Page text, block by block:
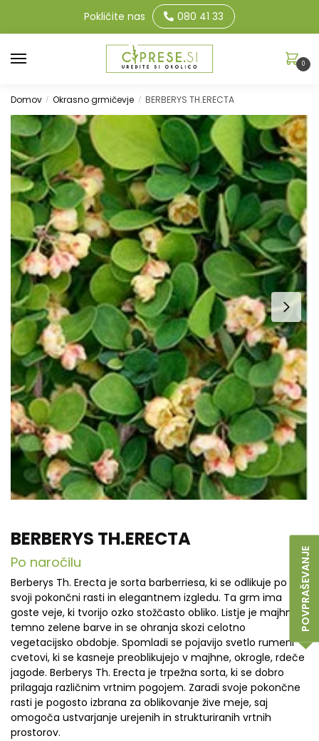
POVPRAŠEVANJE
Pokličite nas 080 41 33
0
Domov / Okrasno grmičevje / BERBERYS TH.ERECTA
BERBERYS TH.ERECTA
Po naročilu
Berberys Th. Erecta je sorta barberriesa, ki se odlikuje po
svoji pokončni rasti in elegantnem izgledu. Ta grm ima
goste veje, ki tvorijo ozko stožčasto obliko. Listje je majhno,
temno zelene barve in se ohranja skozi celotno
vegetacijsko obdobje. Spomladi se pojavijo svetlo rumeni
cvetovi, ki se kasneje preoblikujejo v majhne, okrogle, rdeče
jagode. Berberys Th. Erecta je trpežna sorta, ki se dobro
prilagaja različnim vrtnim pogojem. Zaradi svoje pokončne
rasti je pogosto izbrana za oblikovanje žive meje, saj
omogoča ustvarjanje urejenih in strukturiranih vrtnih
prostorov.